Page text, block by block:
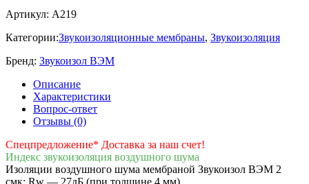
Артикул: A219
Категории:Звукоизоляционные мембраны, Звукоизоляция
Бренд: Звукоизол ВЭМ
Описание
Характеристики
Вопрос-ответ
Отзывы (0)
Спецпредложение* Доставка за наш счет!
Индекс звукоизоляция воздушного шума
Изоляции воздушного шума мембраной Звукоизол ВЭМ 2
смк: Rw — 27дБ (при толщине 4 мм)